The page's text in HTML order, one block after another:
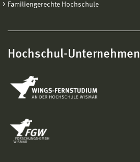
Familiengerechte Hochschule
Hochschul-Unternehmen